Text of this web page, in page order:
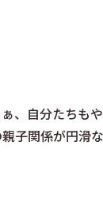
自分たち
子関係が円滑